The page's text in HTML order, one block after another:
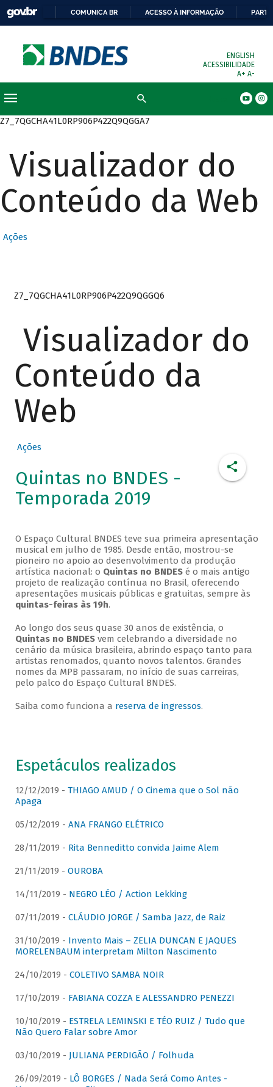
COMUNICA BR ACESSO À INFORMAÇÃO
ENGLISH
ACESSIBILIDADE
A+ A-
Z7_7QGCHA41L0RP906P422Q9QGGA7
Visualizador do
Conteúdo da Web
Ações
Z7_7QGCHA41L0RP906P422Q9QGGQ6
Visualizador do
Conteúdo da
Web
Ações
Quintas no BNDES -
Temporada 2019
O Espaço Cultural BNDES teve sua primeira apresentação
musical em julho de 1985. Desde então, mostrou-se
pioneiro no apoio ao desenvolvimento da produção
artística nacional: o Quintas no BNDESé o mais antigo
projeto de realização contínua no Brasil, oferecendo
apresentações musicais públicas e gratuitas, sempre às
quintas-feiras às 19h.
Ao longo dos seus quase 30 anos de existência, o
Quintas no BNDESvem celebrando a diversidade no
cenário da música brasileira, abrindo espaço tanto para
artistas renomados, quanto novos talentos. Grandes
nomes da MPB passaram, no início de suas carreiras,
pelo palco do Espaço Cultural BNDES.
Saiba como funciona a reserva de ingressos.
Espetáculos realizados
12/12/2019 - THIAGO AMUD / O Cinema que o Sol não
Apaga
05/12/2019 - ANA FRANGO ELÉTRICO
28/11/2019 - Rita Benneditto convida Jaime Alem
21/11/2019 - OUROBA
14/11/2019 - NEGRO LÉO / Action Lekking
07/11/2019 - CLÁUDIO JORGE / Samba Jazz, de Raiz
31/10/2019 - Invento Mais – ZELIA DUNCAN E JAQUES
MORELENBAUM interpretam Milton Nascimento
24/10/2019 - COLETIVO SAMBA NOIR
17/10/2019 - FABIANA COZZA E ALESSANDRO PENEZZI
10/10/2019 - ESTRELA LEMINSKI E TÉO RUIZ / Tudo que
Não Quero Falar sobre Amor
03/10/2019 - JULIANA PERDIGÃO / Folhuda
26/09/2019 - LÔ BORGES / Nada Será Como Antes -